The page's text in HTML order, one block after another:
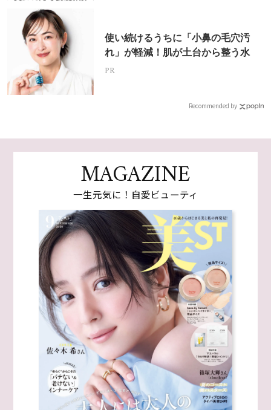
使い続けるうちに「小鼻の毛穴汚
れ」が軽減！肌が土台から整う水
PR
Recommended by
MAGAZINE
一生元気に！自愛ビューティ